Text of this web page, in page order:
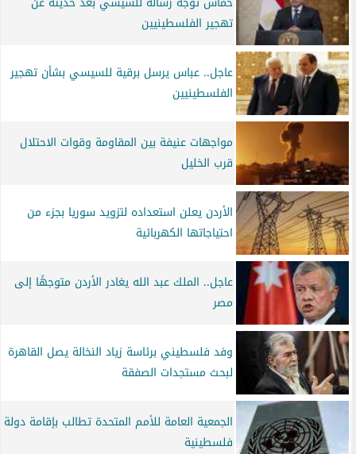
تهجير الفلسطينيين
عاجل.. عباس يرسل برقية للسيسي بشأن تهجير
الفلسطينيين
مواجهات عنيفة بين المقاومة وقوات الاحتلال
قرب الخليل
الأردن يعلن استعداده لتزويد سوريا بجزء من
احتياجاتها الكهربائية
عاجل.. الملك عبد الله يغادر الأردن متوجهًا إلى
مصر
وفد فلسطيني برئاسة زياد النخالة يصل القاهرة
لبحث مستجدات الصفقة
الجمعية العامة للأمم المتحدة تطالب بإقامة دولة
فلسطينية